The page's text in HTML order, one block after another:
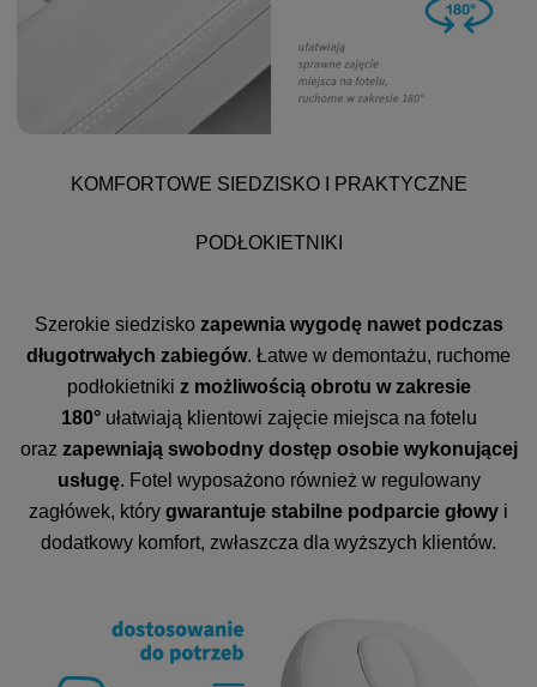
KOMFORTOWE SIEDZISKO I PRAKTYCZNE
PODŁOKIETNIKI
Szerokie siedzisko zapewnia wygodę nawet podczas
długotrwałych zabiegów. Łatwe w demontażu, ruchome
podłokietniki z możliwością obrotu w zakresie
180°ułatwiają klientowi zajęcie miejsca na fotelu
oraz zapewniają swobodny dostęp osobie wykonującej
usługę. Fotel wyposażono również w regulowany
zagłówek, który gwarantuje stabilne podparcie głowy i
dodatkowy komfort, zwłaszcza dla wyższych klientów.